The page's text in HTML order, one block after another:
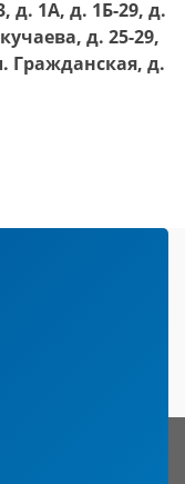
д. 1А, д. 1Б-29, д.
д. 25-29,
Гражданская, д.